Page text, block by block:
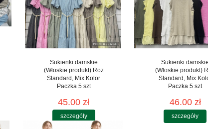
Sukienki damskie
(Włoskie produkt) Roz
Standard, Mix Kolor
Paczka 5 szt
45.00 zł
szczegóły
Sukienki
(Włoskie produkt)
Standard, Mix
Paczka 5 szt
46.00 zł
szczegóły